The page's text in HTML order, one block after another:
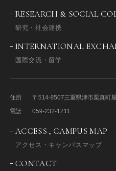
RESEARCH & SOCIAL
研究・社会連携
INTERNATIONAL
国際交流・留学
住所 〒514-8507三重県津市栗真町
電話
059-232-1211
ACCESS , CAMPUS MAP
アクセス・キャンパスマップ
CONTACT